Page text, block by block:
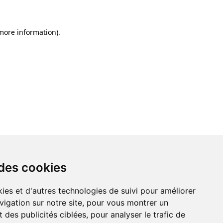
cookies
et d'autres technologies de suivi pour améliorer
sur notre site, pour vous montrer un
des publicités ciblées, pour analyser le trafic de
information).